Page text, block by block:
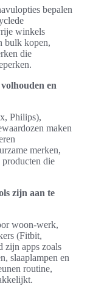
bepalen
winkels
bulk kopen,
die
en
Philips),
maken
merken,
producten die
zijn aan te
woon-werk,
(Fitbit,
zijn apps zoals
slaaplampen en
routine,